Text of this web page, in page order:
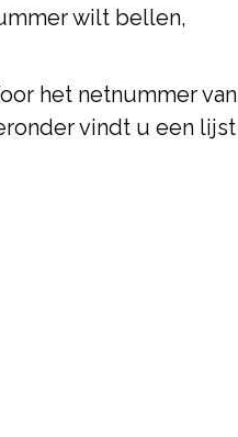
wilt bellen,
het netnummer van
vindt u een lijst